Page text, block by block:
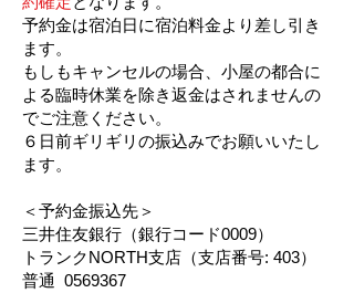
予約金は宿泊日に宿泊料金より差し引き
ます。
もしもキャンセルの場合、小屋の都合に
よる臨時休業を除き返金はされませんの
でご注意ください。
６日前ギリギリの振込みでお願いいたし
ます。
＜予約金振込先＞
三井住友銀行（銀行コード0009）
トランクNORTH支店（支店番号: 403）
普通 0569367